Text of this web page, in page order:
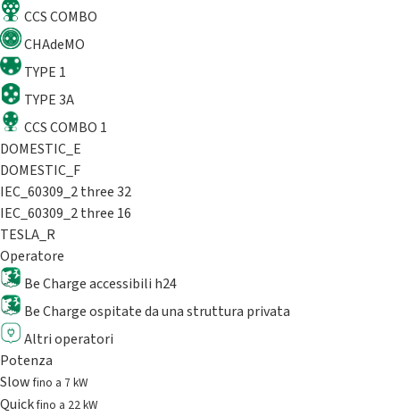
CCS COMBO
CHAdeMO
TYPE 1
TYPE 3A
CCS COMBO 1
DOMESTIC_E
DOMESTIC_F
IEC_60309_2 three 32
IEC_60309_2 three 16
TESLA_R
Operatore
Be Charge accessibili h24
Be Charge ospitate da una struttura privata
Altri operatori
Potenza
Slowfino a 7 kW
Quickfino a 22 kW